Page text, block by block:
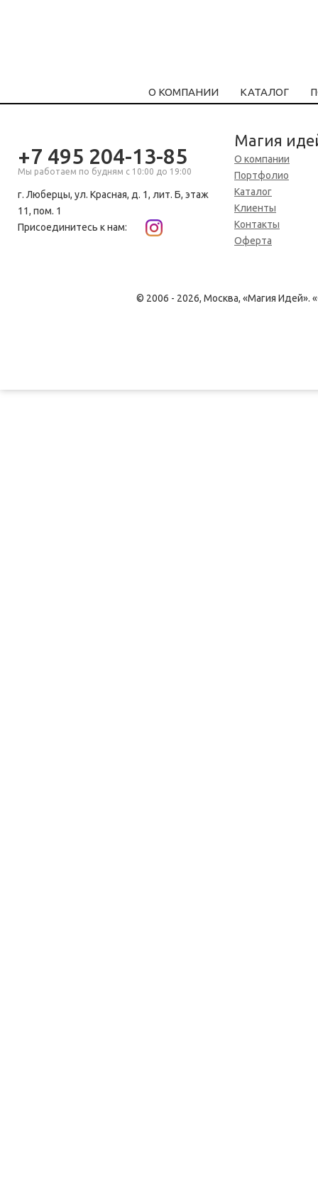
О КОМПАНИИ КАТАЛОГ
+7 495 204-13-85
Мы работаем по будням с 10:00 до 19:00
г. Люберцы, ул. Красная, д. 1, лит. Б, этаж
11, пом. 1
Присоединитесь к нам:
Магия
О компании
Портфолио
Каталог
Клиенты
Контакты
Оферта
© 2006 - 2026, Москва, «Магия Идей».